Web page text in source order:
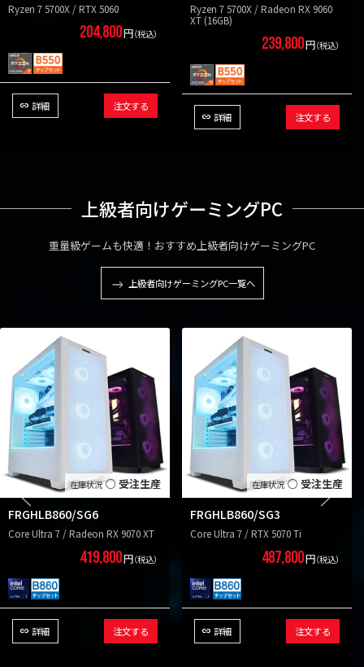
Ryzen 7 5700X / RTX 5060
204,800円（税込）
詳細 注文する
Ryzen 7 5700X / Radeon RX 9060
XT (16GB)
239,800円（税込）
詳細 注文する
上級者向けゲーミングPC
重量級ゲームも快適！おすすめ上級者向けゲーミングPC
上級者向けゲーミングPC一覧へ
○ 受注生産
FRGHLB860/SG6
Core Ultra 7 / Radeon RX 9070 XT
419,800円（税込）
詳細 注文する
○ 受注生産
FRGHLB860/SG3
Core Ultra 7 / RTX 5070 Ti
487,800円（税込）
詳細 注文する